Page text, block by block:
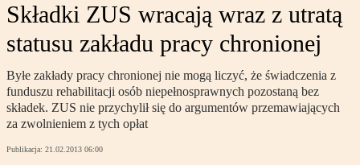
Składki ZUS wracają wraz z utratą
statusu zakładu pracy chronionej
Byłe zakłady pracy chronionej nie mogą liczyć, że świadczenia z
funduszu rehabilitacji osób niepełnosprawnych pozostaną bez
składek. ZUS nie przychylił się do argumentów przemawiających
za zwolnieniem z tych opłat
Publikacja: 21.02.2013 06:00